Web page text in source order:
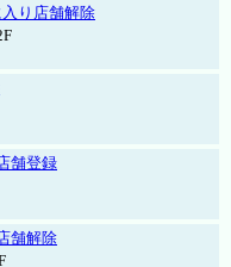
り店舗解除
舗登録
舗解除